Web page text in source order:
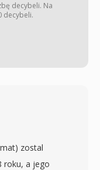
decybeli. Na
decybeli.
zostal
roku, a jego